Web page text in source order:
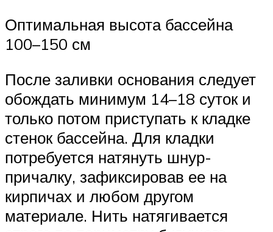
Оптимальная высота бассейна
100–150 см
После заливки основания следует
обождать минимум 14–18 суток и
только потом приступать к кладке
стенок бассейна. Для кладки
потребуется натянуть шнур-
причалку, зафиксировав ее на
кирпичах и любом другом
материале. Нить натягивается